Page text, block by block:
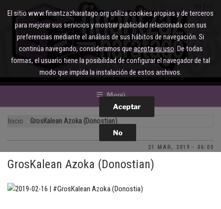
contenido
Menú
Inicio GrosKalean Azoka (Donostian)
21 MAR, 2019 - 06:03
GrosKalean Azoka (Donostian)
El sitio www.finantzazharatago.org utiliza cookies propias y de terceros
para mejorar sus servicios y mostrar publicidad relacionada con sus
preferencias mediante el análisis de sus hábitos de navegación. Si
continúa navegando, consideramos queacepta su uso. De todas
formas, el usuario tiene la posibilidad de configurar el navegador de tal
modo que impida la instalación de estos archivos.